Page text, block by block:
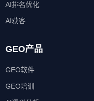
AI排名优化
AI获客
GEO产品
GEO软件
GEO培训